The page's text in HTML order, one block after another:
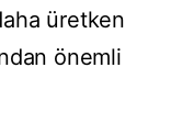
üretken
önemli